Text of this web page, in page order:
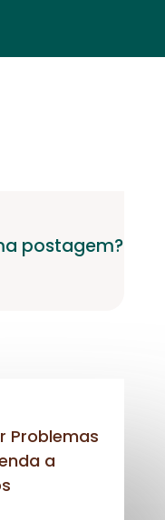
postagem?
Problemas
a